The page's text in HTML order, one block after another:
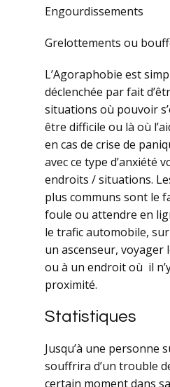
Engourdissements
Grelottements ou
L’Agoraphobie est
déclenchée par fait
situations où pouvoir
être difficile ou là où
en cas de crise de
avec ce type d’anxiété
endroits / situations.
plus communs sont le
foule ou attendre en
le trafic automobile,
un ascenseur, voyager
ou à un endroit où il
proximité.
Statistiques
Jusqu’à une personne
souffrira d’un trouble
certain moment dans